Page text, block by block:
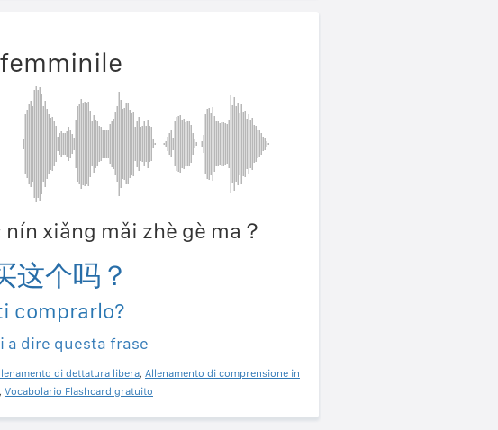
xiǎng mǎi zhè gè ma？
这个吗？
comprarlo?
a dire questa frase
di dettatura libera, Allenamento di comprensione in
, Vocabolario Flashcard gratuito